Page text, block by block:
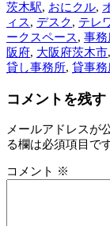
茨木駅, おにクル,
ィス, デスク, テレ
ークスペース, 事務
阪府, 大阪府茨木市,
貸し事務所, 貸事務
コメントを残す
メールアドレスが
る欄は必須項目で
コメント ※